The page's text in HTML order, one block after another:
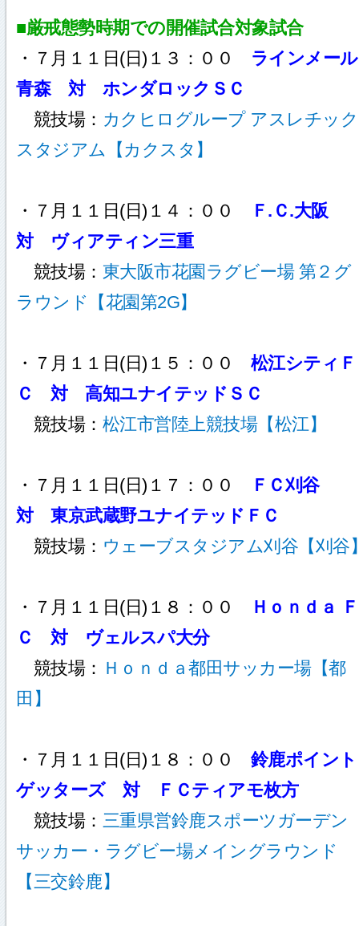
■厳戒態勢時期での開催試合対象試合
・７月１１日(日)１３：００ ラインメール
青森 対 ホンダロックＳＣ
競技場： カクヒログループ アスレチック
スタジアム【カクスタ】
・７月１１日(日)１４：００
Ｆ.Ｃ.大阪
対 ヴィアティン三重
競技場： 東大阪市花園ラグビー場 第２グ
ラウンド【花園第2G】
・７月１１日(日)１５：００ 松江シティＦ
Ｃ 対 高知ユナイテッドＳＣ
競技場： 松江市営陸上競技場【松江】
・７月１１日(日)１７：００
ＦＣ刈谷
対 東京武蔵野ユナイテッドＦＣ
競技場： ウェーブスタジアム刈谷【刈谷
・７月１１日(日)１８：００
Ｈｏｎｄａ Ｆ
Ｃ 対 ヴェルスパ大分
競技場： Ｈｏｎｄａ都田サッカー場【都
田】
・７月１１日(日)１８：００ 鈴鹿ポイント
ゲッターズ 対 ＦＣティアモ枚方
競技場： 三重県営鈴鹿スポーツガーデン
サッカー・ラグビー場メイングラウンド
【三交鈴鹿】